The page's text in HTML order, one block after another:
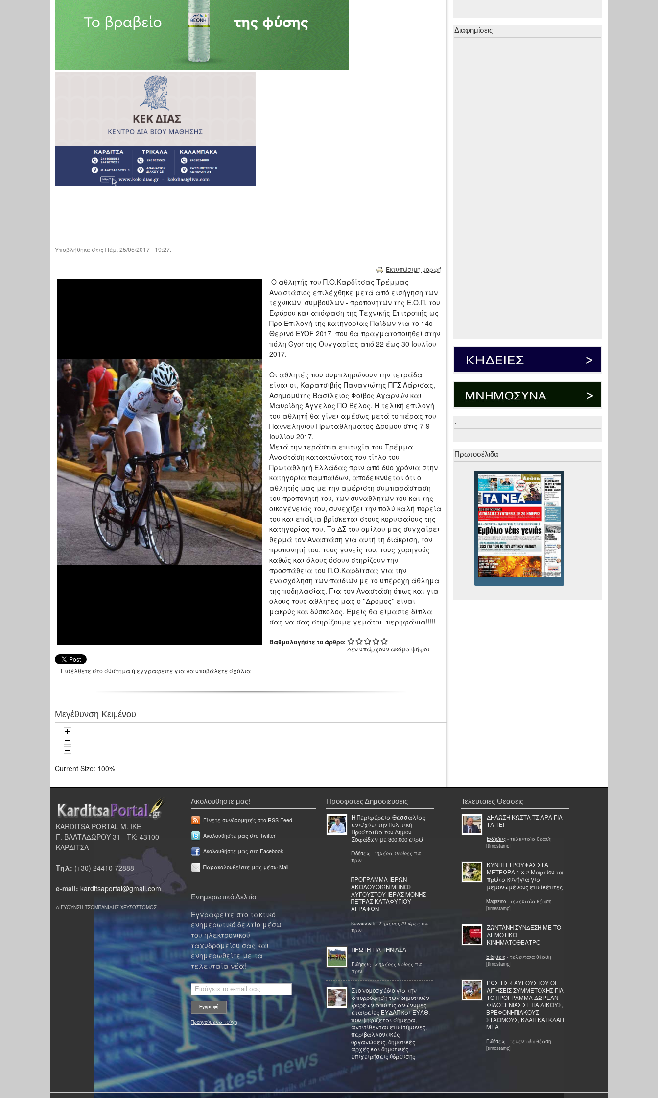
Υποβλήθηκε στις Πέμ, 25/05/2017 - 19:27.
Εκτυπώσιμη μορφή
Ο αθλητής του Π.Ο.Καρδίτσας Τρέμμας
Αναστάσιος επιλέχθηκε μετά από εισήγηση των
τεχνικών συμβούλων - προπονητών της Ε.Ο.Π, του
Εφόρου και απόφαση της Τεχνικής Επιτροπής ως
Προ Επιλογή της κατηγορίας Παίδων για το 14ο
Θερινό EYOF 2017 που θα πραγματοποιηθεί στην
πόλη Gyor της Ουγγαρίας από 22 έως 30 Ιουλίου
2017.
Οι αθλητές που συμπληρώνουν την τετράδα
είναι οι, Καρατσιβής Παναγιώτης ΠΓΣ Λάρισας,
Ασημομύτης Βασίλειος Φοίβος Αχαρνών και
Μαυρίδης Άγγελος ΠΟ Βέλος. Η τελική επιλογή
του αθλητή θα γίνει αμέσως μετά το πέρας του
Παννεληνίου Πρωταθλήματος Δρόμου στις 7-9
Ιουλίου 2017.
Μετά την τεράστια επιτυχία του Τρέμμα
Αναστάση κατακτώντας τον τίτλο του
Πρωταθλητή Ελλάδας πριν από δύο χρόνια στην
κατηγορία παμπαίδων, αποδεικνύεται ότι ο
αθλητής μας με την αμέριστη συμπαράσταση
του προπονητή του, των συναθλητών του και της
οικογένειάς του, συνεχίζει την πολύ καλή πορεία
του και επάξια βρίσκεται στους κορυφαίους της
κατηγορίας του. Το ΔΣ του ομίλου μας συγχαίρει
θερμά τον Αναστάση για αυτή τη διάκριση, τον
προπονητή του, τους γονείς του, τους χορηγούς
καθώς και όλους όσουν στηρίζουν την
προσπάθεια του Π.Ο.Καρδίτσας για την
ενασχόληση των παιδιών με το υπέροχη άθλημα
της ποδηλασίας. Για τον Αναστάση όπως και για
όλους τους αθλητές μας ο ''Δρόμος'' είναι
μακρύς και δύσκολος. Εμείς θα είμαστε δίπλα
σας να σας στηρίζουμε γεμάτοι περηφάνια!!!!!
Βαθμολογήστε το άρθρο:
Δεν υπάρχουν ακόμα ψήφοι
Εισέλθετε στο σύστημαή εγγραφείτε για να υποβάλετε σχόλια
Μεγέθυνση Κειμένου
Current Size: 100%
Διαφημίσεις
.
.
Πρωτοσέλιδα
KARDITSA PORTAL Μ. ΙΚΕ
Γ. ΒΑΛΤΑΔΩΡΟΥ 31 - ΤΚ: 43100
ΚΑΡΔΙΤΣΑ
Τηλ: (+30) 24410 72888
e-mail: karditsaportal@gmail.com
ΔΙΕΥΘΥΝΣΗ ΤΣΟΜΠΑΝΙΔΗΣ ΧΡΥΣΟΣΤΟΜΟΣ
Ακολουθήστε μας!
Γίνετε συνδρομητές στο RSS Feed
Ακολουθήστε μας στο Twitter
Ακολουθήστε μας στο Facebook
Παρακολουθείστε μας μέσω Mail
Ενημερωτικό Δελτίο
Εγγραφείτε στο τακτικό
ενημερωτικό δελτίο μέσω
του ηλεκτρονικού
ταχυδρομείου σας και
ενημερωθείτε με τα
τελευταία νέα!
Προηγούμενα τεύχη
Πρόσφατες Δημοσιεύσεις
Η Περιφέρεια Θεσσαλίας
ενισχύει την Πολιτική
Προστασία του Δήμου
Σοφάδων με 300.000 ευρώ
Ειδήσεις - 1ημέρα 19 ώρες πιο
πριν
ΠΡΟΓΡΑΜΜΑ ΙΕΡΩΝ
ΑΚΟΛΟΥΘΙΩΝ ΜΗΝΟΣ
ΑΥΓΟΥΣΤΟΥ ΙΕΡΑΣ ΜΟΝΗΣ
ΠΕΤΡΑΣ ΚΑΤΑΦΥΓΙΟΥ
ΑΓΡΑΦΩΝ
Κοινωνικά - 2 ημέρες 23 ώρες πιο
πριν
ΠΡΩΤΗ ΓΙΑ ΤΗΝ ΑΣΑ
Ειδήσεις - 3 ημέρες 9 ώρες πιο
πριν
Στο νομοσχέδιο για την
απορρόφηση των δημοτικών
φορέων από τις ανώνυμες
εταιρείες ΕΥΔΑΠ και ΕΥΑΘ,
που ψηφίζεται σήμερα,
αντιτίθενται επιστήμονες,
περιβαλλοντικές
οργανώσεις, δημοτικές
αρχές και δημοτικές
επιχειρήσεις ύδρευσης
Τελευταίες Θεάσεις
ΔΗΛΩΣΗ ΚΩΣΤΑ ΤΣΙΑΡΑ ΓΙΑ
ΤΑ ΤΕΙ
Ειδήσεις - τελευταία θέαση
[timestamp]
ΚΥΝΗΓΙ ΤΡΟΥΦΑΣ ΣΤΑ
ΜΕΤΕΩΡΑ 1 & 2 Μαρτίου τα
πρώτα κυνήγια για
μεμονωμένους επισκέπτες
Magazino - τελευταία θέαση
[timestamp]
ΖΩΝΤΑΝΗ ΣΥΝΔΕΣΗ ΜΕ ΤΟ
ΔΗΜΟΤΙΚΟ
ΚΙΝΗΜΑΤΟΘΕΑΤΡΟ
Ειδήσεις - τελευταία θέαση
[timestamp]
ΈΩΣ ΤΙΣ 4 ΑΥΓΟΥΣΤΟΥ ΟΙ
ΑΙΤΗΣΕΙΣ ΣΥΜΜΕΤΟΧΗΣ ΓΙΑ
ΤΟ ΠΡΟΓΡΑΜΜΑ ΔΩΡΕΑΝ
ΦΙΛΟΞΕΝΙΑΣ ΣΕ ΠΑΙΔΙΚΟΥΣ,
ΒΡΕΦΟΝΗΠΙΑΚΟΥΣ
ΣΤΑΘΜΟΥΣ, ΚΔΑΠ ΚΑΙ ΚΔΑΠ
ΜΕΑ
Ειδήσεις - τελευταία θέαση
[timestamp]